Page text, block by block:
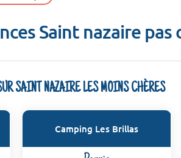
Saint nazaire pas
SAINT NAZAIRE LES MOINS CHÈRES
Camping Les Brillas